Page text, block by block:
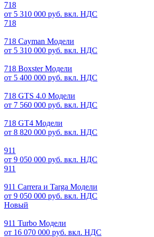
718
от 5 310 000 руб. вкл. НДС
718
718 Cayman Модели
от 5 310 000 руб. вкл. НДС
718 Boxster Модели
от 5 400 000 руб. вкл. НДС
718 GTS 4.0 Модели
от 7 560 000 руб. вкл. НДС
718 GT4 Модели
от 8 820 000 руб. вкл. НДС
911
от 9 050 000 руб. вкл. НДС
911
911 Carrera и Targa Модели
от 9 050 000 руб. вкл. НДС
Новый
911 Turbo Модели
от 16 070 000 руб. вкл. НДС